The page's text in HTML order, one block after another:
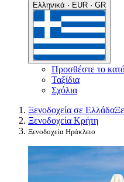
Ελληνικά · EUR · GR
Προσθέστε το
Ταξίδια
Σχόλια
Ξενοδοχεία σε Ελλάδα
Ξενοδοχεία Κρήτη
Ξενοδοχεία Ηράκλειο